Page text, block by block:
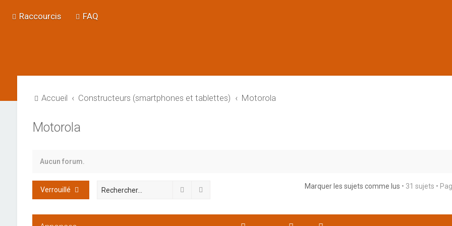
Raccourcis FAQ
Accueil Constructeurs (smartphones et tablettes) Motorola
Motorola
Aucun forum.
Verrouillé Rechercher Marquer les sujets comme lus • 31 sujets •